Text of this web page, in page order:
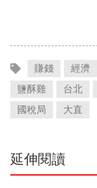
賺錢 經濟
鹽酥雞
台北
國稅局
大直
延伸閱讀